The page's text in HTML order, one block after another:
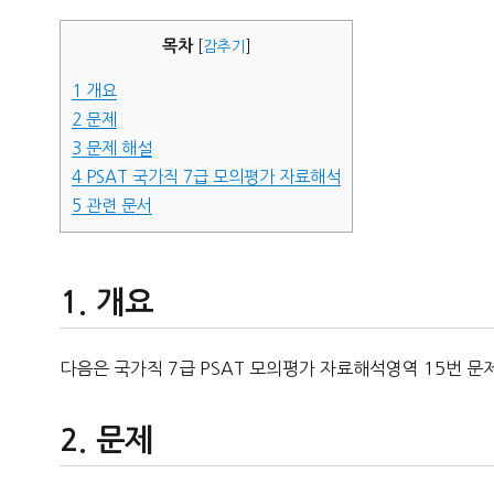
자
목차
감추기
1 개요
2 문제
3 문제 해설
4 PSAT 국가직 7급 모의평가 자료해석
5 관련 문서
개요
다음은 국가직 7급 PSAT 모의평가 자료해석영역 15번 문
문제